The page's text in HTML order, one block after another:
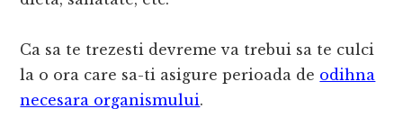
Ca sa te trezesti devreme va trebui sa te culci
la o ora care sa-ti asigure perioada de odihna
necesara organismului.